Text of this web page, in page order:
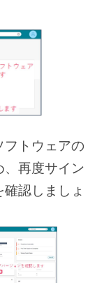
フトウェアの
、再度サイン
認しましょ